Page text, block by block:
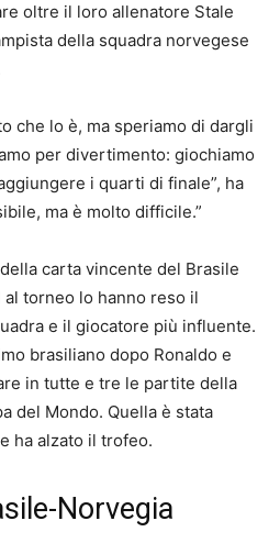
oltre il loro allenatore Stale
della squadra norvegese
che lo è, ma speriamo di dargli
per divertimento: giochiamo
i quarti di finale”, ha
ma è molto difficile.”
carta vincente del Brasile
torneo lo hanno reso il
e il giocatore più influente.
brasiliano dopo Ronaldo e
in tutte e tre le partite della
del Mondo. Quella è stata
ha alzato il trofeo.
Norvegia